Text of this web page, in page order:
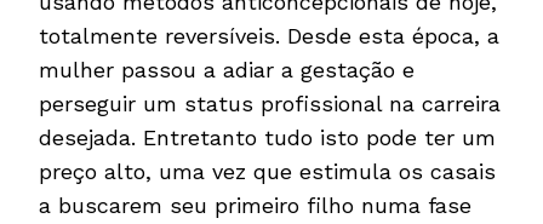
totalmente reversíveis. Desde esta época, a
mulher passou a adiar a gestação e
perseguir um status profissional na carreira
desejada. Entretanto tudo isto pode ter um
preço alto, uma vez que estimula os casais
a buscarem seu primeiro filho numa fase